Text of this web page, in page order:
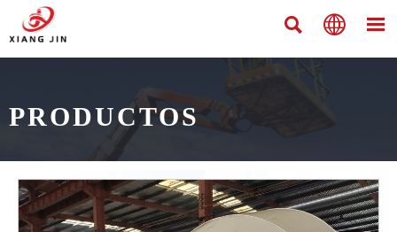
  
PRODUCTOS